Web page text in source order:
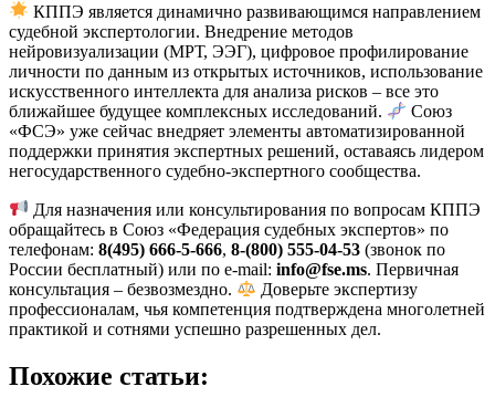
КППЭ является динамично развивающимся направлением
судебной экспертологии. Внедрение методов
нейровизуализации (МРТ, ЭЭГ), цифровое профилирование
личности по данным из открытых источников, использование
искусственного интеллекта для анализа рисков – все это
ближайшее будущее комплексных исследований.
Союз
«ФСЭ» уже сейчас внедряет элементы автоматизированной
поддержки принятия экспертных решений, оставаясь лидером
негосударственного судебно-экспертного сообщества.
Для назначения или консультирования по вопросам КППЭ
обращайтесь в Союз «Федерация судебных экспертов» по
телефонам: 8(495) 666-5-666, 8-(800) 555-04-53 (звонок по
России бесплатный) или по e-mail: info@fse.ms. Первичная
консультация – безвозмездно.
Доверьте экспертизу
профессионалам, чья компетенция подтверждена многолетней
практикой и сотнями успешно разрешенных дел.
Похожие статьи: